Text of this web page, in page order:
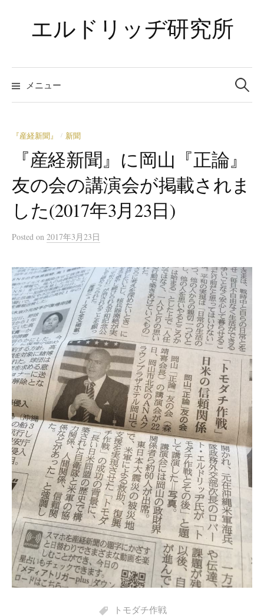
ツ
へ
ス
ッ
エルドリッヂ研究所
メニュー
検
索:
『産経新聞』 / 新聞
『産経新聞』に岡山『正論』
友の会の講演会が掲載されま
した(2017年3月23日)
Posted on 2017年3月23日
トモダチ作戦